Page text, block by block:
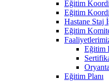
Eğitim
Eğitim
Hastane Staj
Eğitim
Eğitim
Eğitim Planı